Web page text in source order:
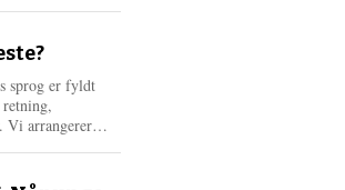
sprog er fyldt
Vi arrangerer…